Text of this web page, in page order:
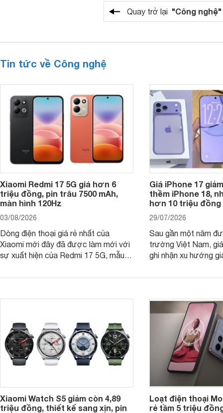
Quay trở lại "Công nghệ"
Tin tức về Công nghệ
Xiaomi Redmi 17 5G giá hơn 6
triệu đồng, pin trâu 7500 mAh,
màn hình 120Hz
03/08/2026
Dòng điện thoại giá rẻ nhất của
Xiaomi mới đây đã được làm mới với
sự xuất hiện của Redmi 17 5G, mẫu
Giá iPhone 17
thềm iPhone 18,
hơn 10 triệu đồng
29/07/2026
Sau gần một năm
trường Việt Nam,
ghi nhận xu hướng
Xiaomi Watch S5 giảm còn 4,89
triệu đồng, thiết kế sang xịn, pin
Loạt điện thoại
rẻ tầm 5 triệu